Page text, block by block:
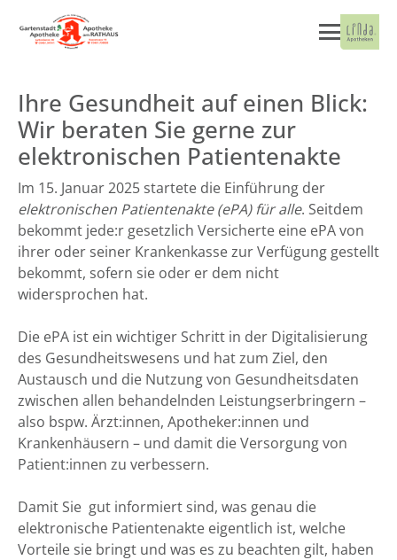
Ihre Gesundheit auf einen Blick:
Wir beraten Sie gerne zur
elektronischen Patientenakte
Im 15. Januar 2025 startete die Einführung der
elektronischen Patientenakte (ePA) für alle. Seitdem
bekommt jede:r gesetzlich Versicherte eine ePA von
ihrer oder seiner Krankenkasse zur Verfügung gestellt
bekommt, sofern sie oder er dem nicht
widersprochen hat.
Die ePA ist ein wichtiger Schritt in der Digitalisierung
des Gesundheitswesens und hat zum Ziel, den
Austausch und die Nutzung von Gesundheitsdaten
zwischen allen behandelnden Leistungserbringern –
also bspw. Ärzt:innen, Apotheker:innen und
Krankenhäusern – und damit die Versorgung von
Patient:innen zu verbessern.
Damit Sie gut informiert sind, was genau die
elektronische Patientenakte eigentlich ist, welche
Vorteile sie bringt und was es zu beachten gilt, haben